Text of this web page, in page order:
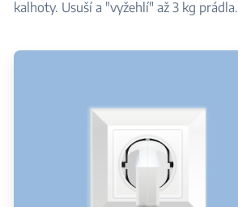
kalhoty. Usuší a "vyžehlí" až 3 kg prádla.